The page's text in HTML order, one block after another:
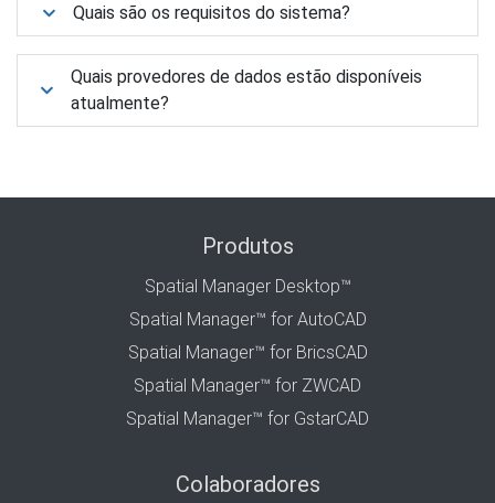
Quais são os requisitos do sistema?
Quais provedores de dados estão disponíveis
atualmente?
Produtos
Spatial Manager Desktop™
Spatial Manager™ for AutoCAD
Spatial Manager™ for BricsCAD
Spatial Manager™ for ZWCAD
Spatial Manager™ for GstarCAD
Colaboradores